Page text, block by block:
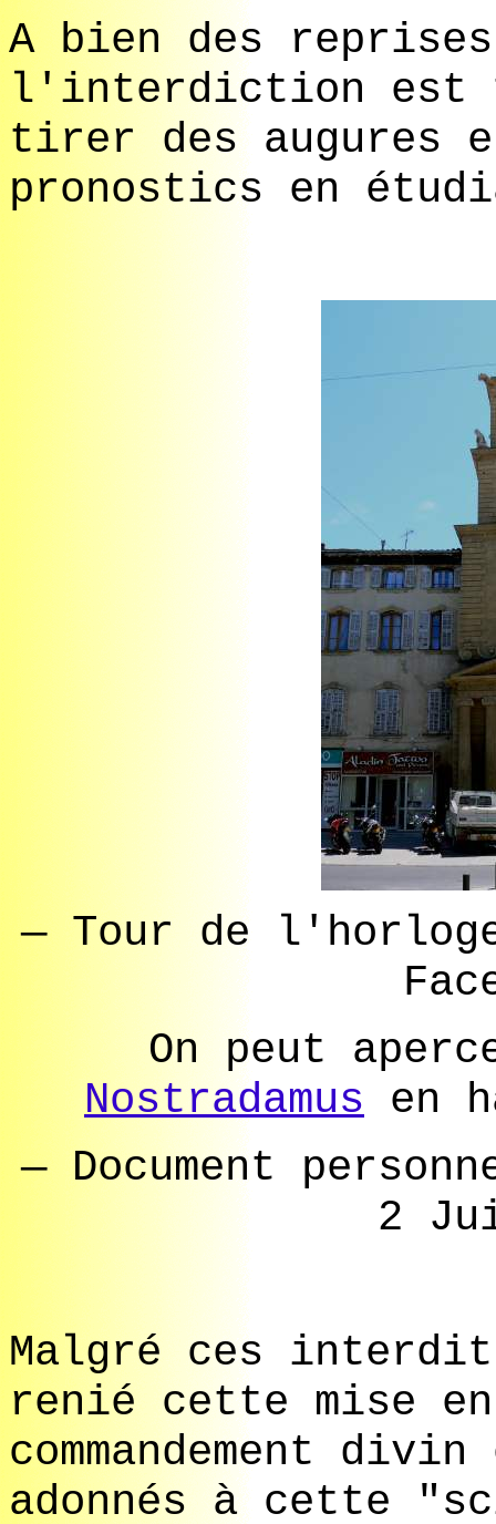
A bien des
l'interdiction est
tirer des augures
pronostics en
— Tour de
On peut
Nostradamus en
— Document
2
Malgré ces
renié cette mise
commandement
adonnés à cette